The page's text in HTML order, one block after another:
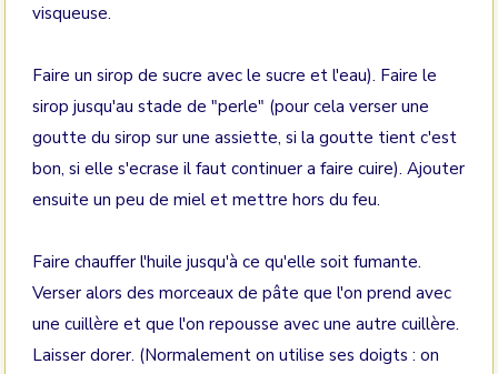
visqueuse.
Faire un sirop de sucre avec le sucre et l'eau). Faire le
sirop jusqu'au stade de "perle" (pour cela verser une
goutte du sirop sur une assiette, si la goutte tient c'est
bon, si elle s'ecrase il faut continuer a faire cuire). Ajouter
ensuite un peu de miel et mettre hors du feu.
Faire chauffer l'huile jusqu'à ce qu'elle soit fumante.
Verser alors des morceaux de pâte que l'on prend avec
une cuillère et que l'on repousse avec une autre cuillère.
Laisser dorer. (Normalement on utilise ses doigts : on